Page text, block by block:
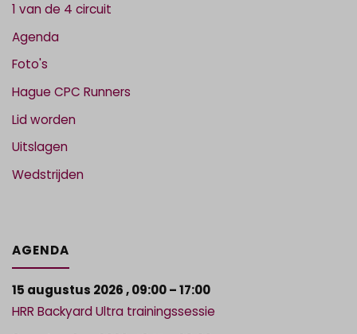
1 van de 4 circuit
Agenda
Foto's
Hague CPC Runners
Lid worden
Uitslagen
Wedstrijden
AGENDA
15 augustus 2026,09:00– 17:00
HRR Backyard Ultra trainingssessie